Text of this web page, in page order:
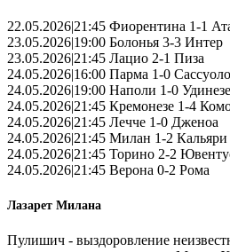
22.05.2026|21:45 Фиорентина 1-1
23.05.2026|19:00 Болонья 3-3 Интер
23.05.2026|21:45 Лацио 2-1 Пиза
24.05.2026|16:00 Парма 1-0 Сассуоло
24.05.2026|19:00 Наполи 1-0 Удинезе
24.05.2026|21:45 Кремонезе 1-4
24.05.2026|21:45 Лечче 1-0 Дженоа
24.05.2026|21:45 Милан 1-2 Кальяри
24.05.2026|21:45 Торино 2-2
24.05.2026|21:45 Верона 0-2 Рома
Лазарет Милана
Пулишич - выздоровление